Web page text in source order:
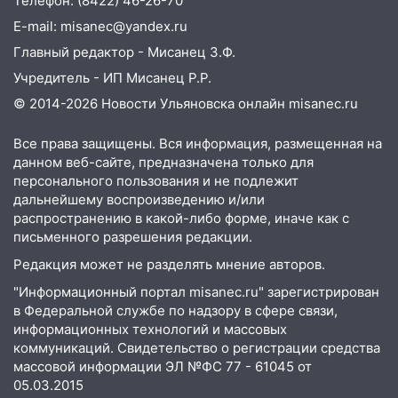
05:00 Кому 6 августа звезды сулят
прибыль, а кому — испытания на
прочность
05.08.2026
ДТП с мотоциклистом
20:22 Мошенники обманули 92-летнюю
жительницу Ульяновской области
19:14 Житель Ульяновской области
подвез троих незнакомцев на трассе и
заработал уголовное дело
18:14 Прогноз погоды на 6 августа в
Ульяновской области
18:00 Мотофристайл, рок и силовой
экстрим: в Ульяновске пройдет
большой фестиваль «Наше время»
E-mail: misanec@yandex.ru
Главный редактор - Мисанец З.Ф.
Учредитель - ИП Мисанец Р.Р.
© 2014-2026 Новости Ульяновска онлайн misanec.ru
Все права защищены. Вся информация, размещенная на
данном веб-сайте, предназначена только для
персонального пользования и не подлежит
дальнейшему воспроизведению и/или
распространению в какой-либо форме, иначе как с
письменного разрешения редакции.
Редакция может не разделять мнение авторов.
"Информационный портал misanec.ru" зарегистрирован
в Федеральной службе по надзору в сфере связи,
информационных технологий и массовых
коммуникаций. Свидетельство о регистрации средства
массовой информации ЭЛ №ФС 77 - 61045 от
05.03.2015